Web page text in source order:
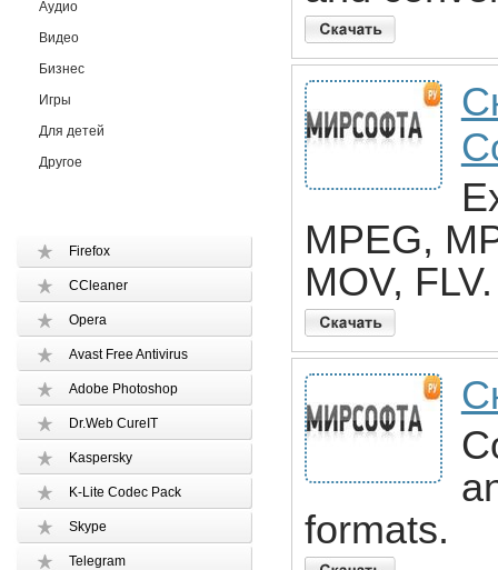
Аудио
Видео
Бизнес
Игры
Для детей
Другое
Firefox
CCleaner
Opera
Avast Free Antivirus
Adobe Photoshop
Dr.Web CureIT
Kaspersky
K-Lite Codec Pack
Skype
Telegram
MPEG,
MOV, FLV.
formats.